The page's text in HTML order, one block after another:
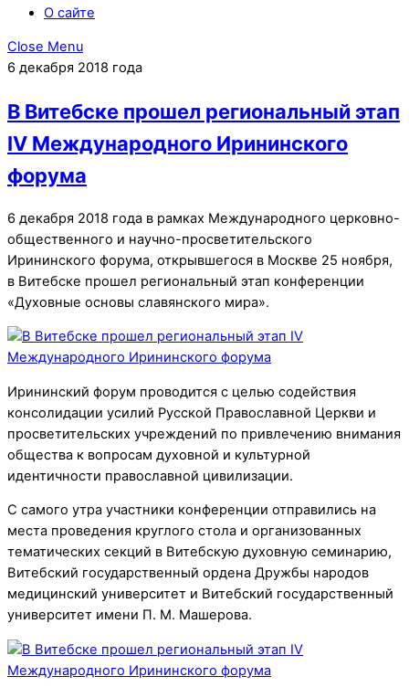
О сайте
Close Menu
6 декабря 2018 года
В Витебске прошел региональный этап
IV Международного Ирининского
форума
6 декабря 2018 года в рамках Международного церковно-
общественного и научно-просветительского
Ирининского форума, открывшегося в Москве 25 ноября,
в Витебске прошел региональный этап конференции
«Духовные основы славянского мира».
Ирининский форум проводится с целью содействия
консолидации усилий Русской Православной Церкви и
просветительских учреждений по привлечению внимания
общества к вопросам духовной и культурной
идентичности православной цивилизации.
С самого утра участники конференции отправились на
места проведения круглого стола и организованных
тематических секций в Витебскую духовную семинарию,
Витебский государственный ордена Дружбы народов
медицинский университет и Витебский государственный
университет имени П. М. Машерова.